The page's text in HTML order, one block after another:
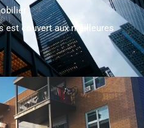
est couvert aux meilleures